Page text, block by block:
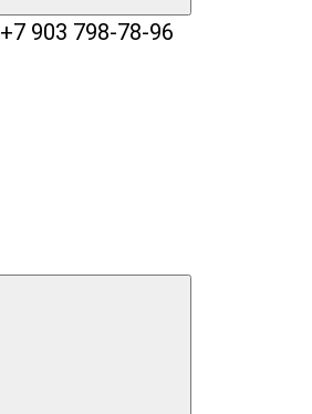
+7 903 798-78-96